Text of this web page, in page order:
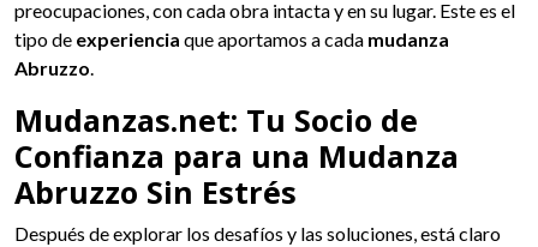
preocupaciones, con cada obra intacta y en su lugar. Este es el
tipo de experiencia que aportamos a cada mudanza
Abruzzo.
Mudanzas.net: Tu Socio de
Confianza para una Mudanza
Abruzzo Sin Estrés
Después de explorar los desafíos y las soluciones, está claro